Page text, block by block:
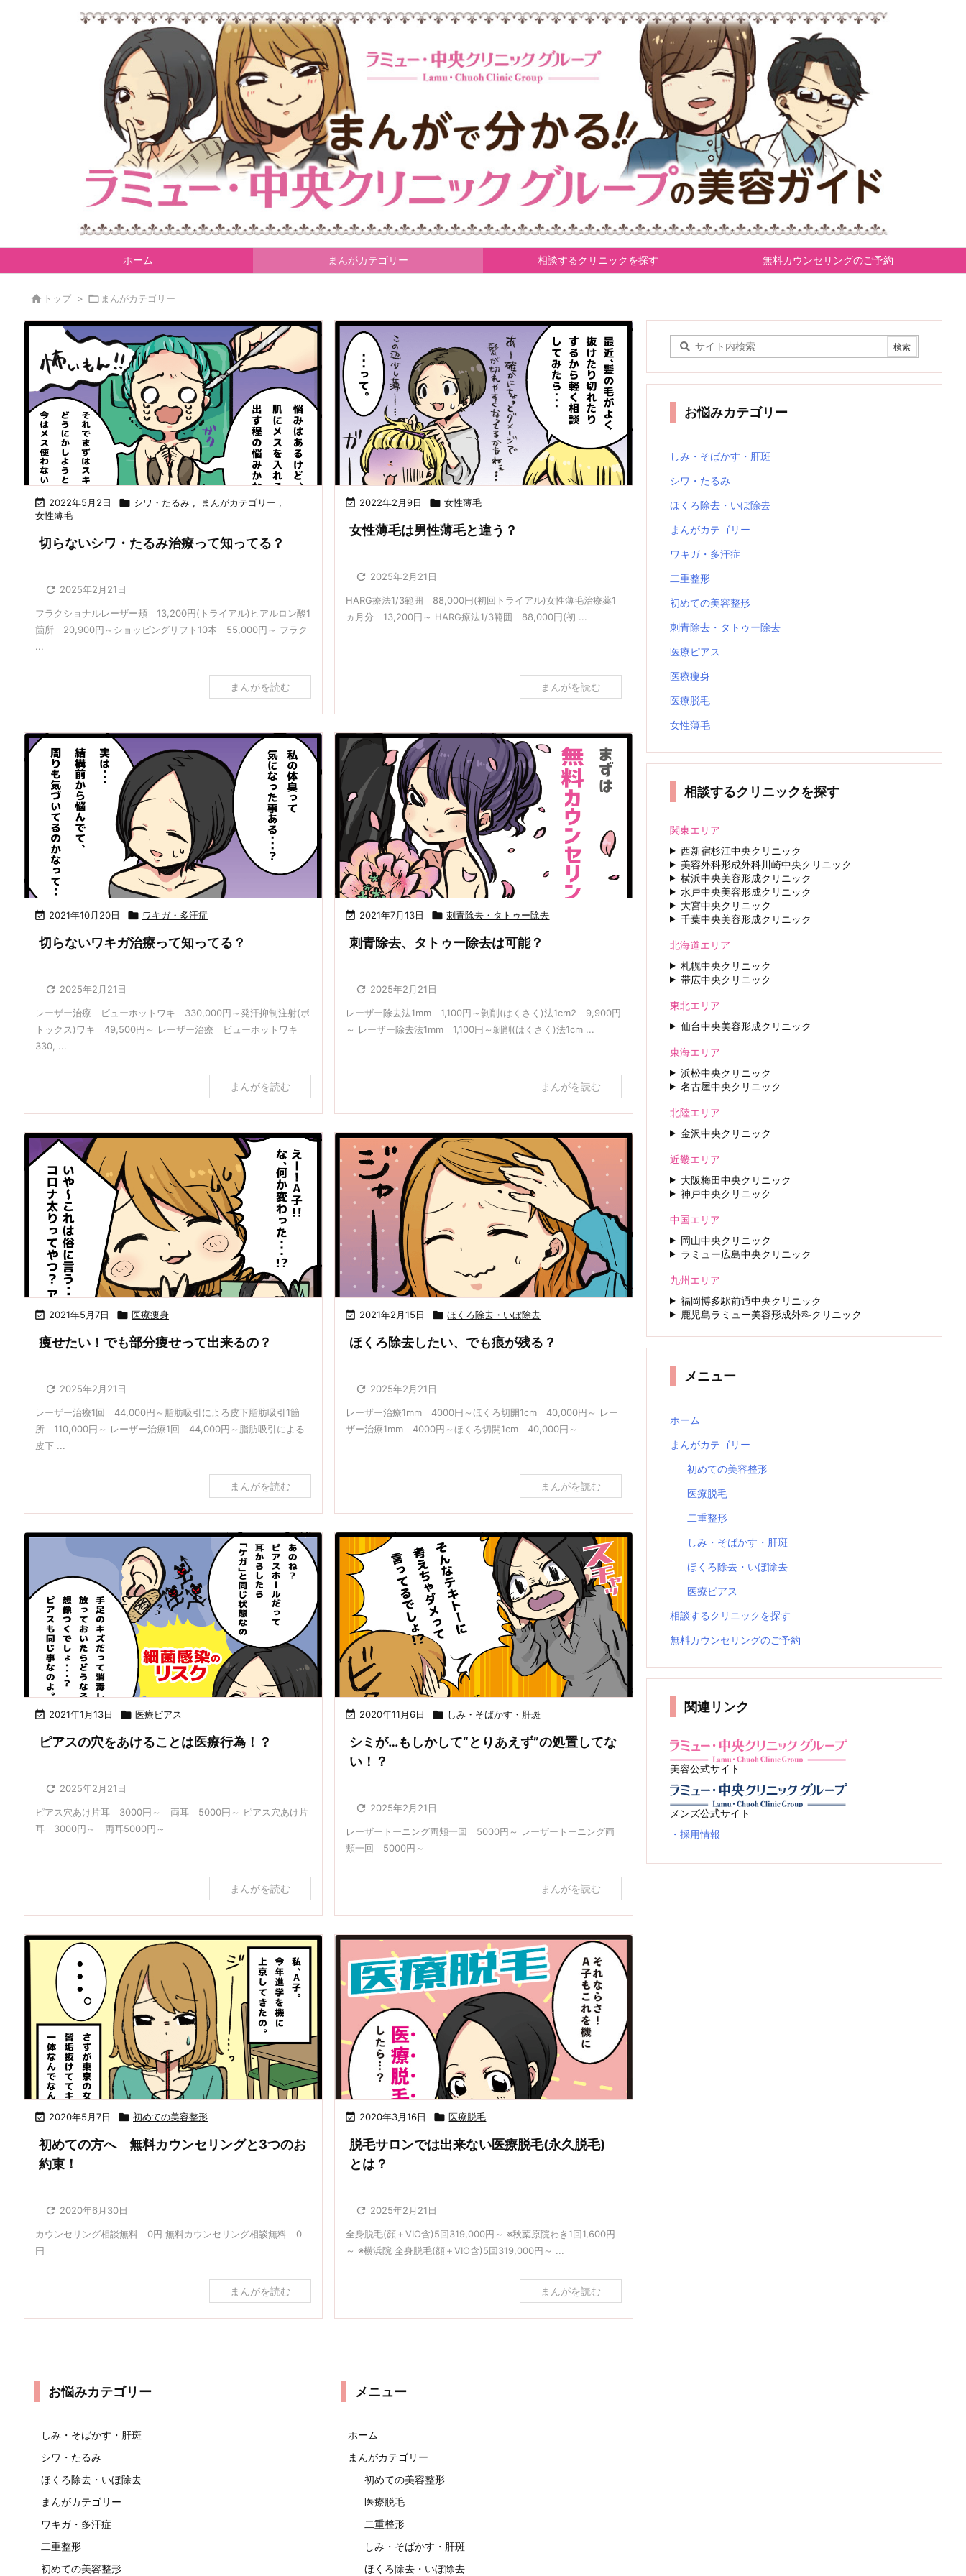
ホーム まんがカテゴリー 相談するクリニックを探す 無料カウンセリングのご予約
 トップ >  まんがカテゴリー
 2022年5月2日  シワ・たるみ , まんがカテゴリー ,
女性薄毛
切らないシワ・たるみ治療って知ってる？
 2025年2月21日
フラクショナルレーザー頬 13,200円(トライアル)ヒアルロン酸1
箇所 20,900円～ショッピングリフト10本 55,000円～ フラク
...
まんがを読む
 2022年2月9日  女性薄毛
女性薄毛は男性薄毛と違う？
 2025年2月21日
HARG療法1/3範囲 88,000円(初回トライアル)女性薄毛治療薬1
ヵ月分 13,200円～ HARG療法1/3範囲 88,000円(初 ...
まんがを読む
 2021年10月20日  ワキガ・多汗症
切らないワキガ治療って知ってる？
 2025年2月21日
レーザー治療 ビューホットワキ 330,000円～発汗抑制注射(ボ
トックス)ワキ 49,500円～ レーザー治療 ビューホットワキ
330, ...
まんがを読む
 2021年7月13日  刺青除去・タトゥー除去
刺青除去、タトゥー除去は可能？
 2025年2月21日
レーザー除去法1mm 1,100円～剝削(はくさく)法1cm2 9,900円
～ レーザー除去法1mm 1,100円～剝削(はくさく)法1cm ...
まんがを読む
 2021年5月7日  医療痩身
痩せたい！でも部分痩せって出来るの？
 2025年2月21日
レーザー治療1回 44,000円～脂肪吸引による皮下脂肪吸引1箇
所 110,000円～ レーザー治療1回 44,000円～脂肪吸引による
皮下 ...
まんがを読む
 2021年2月15日  ほくろ除去・いぼ除去
ほくろ除去したい、でも痕が残る？
 2025年2月21日
レーザー治療1mm 4000円～ほくろ切開1cm 40,000円～ レー
ザー治療1mm 4000円～ほくろ切開1cm 40,000円～
まんがを読む
 2021年1月13日  医療ピアス
ピアスの穴をあけることは医療行為！？
 2025年2月21日
ピアス穴あけ片耳 3000円～ 両耳 5000円～ ピアス穴あけ片
耳 3000円～ 両耳5000円～
まんがを読む
 2020年11月6日  しみ・そばかす・肝斑
シミが…もしかして“とりあえず”の処置してな
い！？
 2025年2月21日
レーザートーニング両頬一回 5000円～ レーザートーニング両
頬一回 5000円～
まんがを読む
 2020年5月7日  初めての美容整形
初めての方へ 無料カウンセリングと3つのお
約束！
 2020年6月30日
カウンセリング相談無料 0円 無料カウンセリング相談無料 0
円
まんがを読む
 2020年3月16日  医療脱毛
脱毛サロンでは出来ない医療脱毛(永久脱毛)
とは？
 2025年2月21日
全身脱毛(顔＋VIO含)5回319,000円～ ※秋葉原院わき1回1,600円
～ ※横浜院 全身脱毛(顔＋VIO含)5回319,000円～ ...
まんがを読む
お悩みカテゴリー
しみ・そばかす・肝斑
シワ・たるみ
ほくろ除去・いぼ除去
まんがカテゴリー
ワキガ・多汗症
二重整形
初めての美容整形
刺青除去・タトゥー除去
医療ピアス
医療痩身
医療脱毛
女性薄毛
相談するクリニックを探す
関東エリア
西新宿杉江中央クリニック
美容外科形成外科川崎中央クリニック
横浜中央美容形成クリニック
水戸中央美容形成クリニック
大宮中央クリニック
千葉中央美容形成クリニック
北海道エリア
札幌中央クリニック
帯広中央クリニック
東北エリア
仙台中央美容形成クリニック
東海エリア
浜松中央クリニック
名古屋中央クリニック
北陸エリア
金沢中央クリニック
近畿エリア
大阪梅田中央クリニック
神戸中央クリニック
中国エリア
岡山中央クリニック
ラミュー広島中央クリニック
九州エリア
福岡博多駅前通中央クリニック
鹿児島ラミュー美容形成外科クリニック
メニュー
ホーム
まんがカテゴリー
初めての美容整形
医療脱毛
二重整形
しみ・そばかす・肝斑
ほくろ除去・いぼ除去
医療ピアス
相談するクリニックを探す
無料カウンセリングのご予約
関連リンク
美容公式サイト
メンズ公式サイト
・採用情報
お悩みカテゴリー
しみ・そばかす・肝斑
シワ・たるみ
ほくろ除去・いぼ除去
まんがカテゴリー
ワキガ・多汗症
二重整形
初めての美容整形
メニュー
ホーム
まんがカテゴリー
初めての美容整形
医療脱毛
二重整形
しみ・そばかす・肝斑
ほくろ除去・いぼ除去